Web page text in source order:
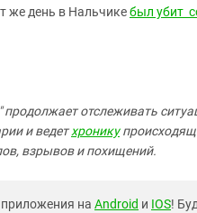
же день в Нальчикебыл убит
продолжает отслеживать
и ведетхронику
взрывов и похищений.
на Android и IOS!